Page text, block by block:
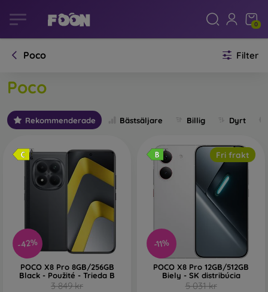
0
Poco Filter
Poco
Rekommenderade Bästsäljare Billig Dyrt
-42%
POCO X8 Pro 8GB/256GB
Black - Použité - Trieda B
3 849 kr
-11%
Fri frakt
POCO X8 Pro 12GB/512GB
Biely - SK distribúcia
5 031 kr